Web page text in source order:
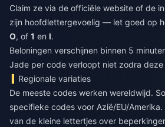
Claim ze via de officiële website of de
zijn hoofdlettergevoelig — let goed op
O, of 1 en l.
Beloningen verschijnen binnen 5
Jade per code verloopt niet zodra deze
Regionale variaties
De meeste codes werken wereldwijd.
specifieke codes voor Azië/EU/
van de kleine lettertjes over